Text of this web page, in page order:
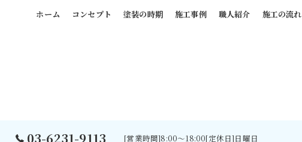
03-6231-9113 [営業時間]8:00～18:00[定休日]日曜日
ホーム コンセプト 塗装の時期 施工事例 職人紹介 施工の流れ